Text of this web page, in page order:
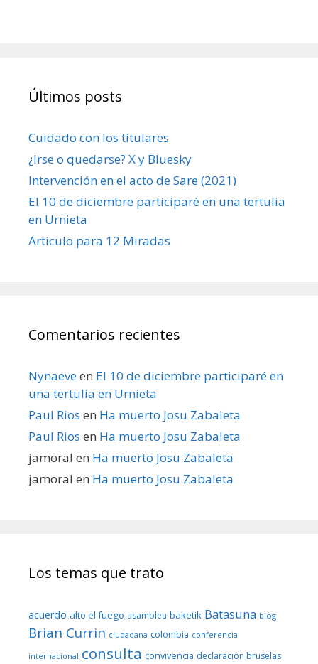
Últimos posts
Cuidado con los titulares
¿Irse o quedarse? X y Bluesky
Intervención en el acto de Sare (2021)
El 10 de diciembre participaré en una tertulia
en Urnieta
Artículo para 12 Miradas
Comentarios recientes
Nynaeveen El 10 de diciembre participaré en
una tertulia en Urnieta
Paul Rios en Ha muerto Josu Zabaleta
Paul Rios en Ha muerto Josu Zabaleta
jamoral en Ha muerto Josu Zabaleta
jamoral en Ha muerto Josu Zabaleta
Los temas que trato
acuerdo alto el fuego asamblea baketik Batasuna blog
Brian Currin ciudadana colombia conferencia
internacional consulta convivencia declaracion bruselas